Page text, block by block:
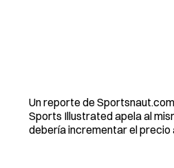
Un reporte de
Sports Illustrated apela al
debería incrementar el precio